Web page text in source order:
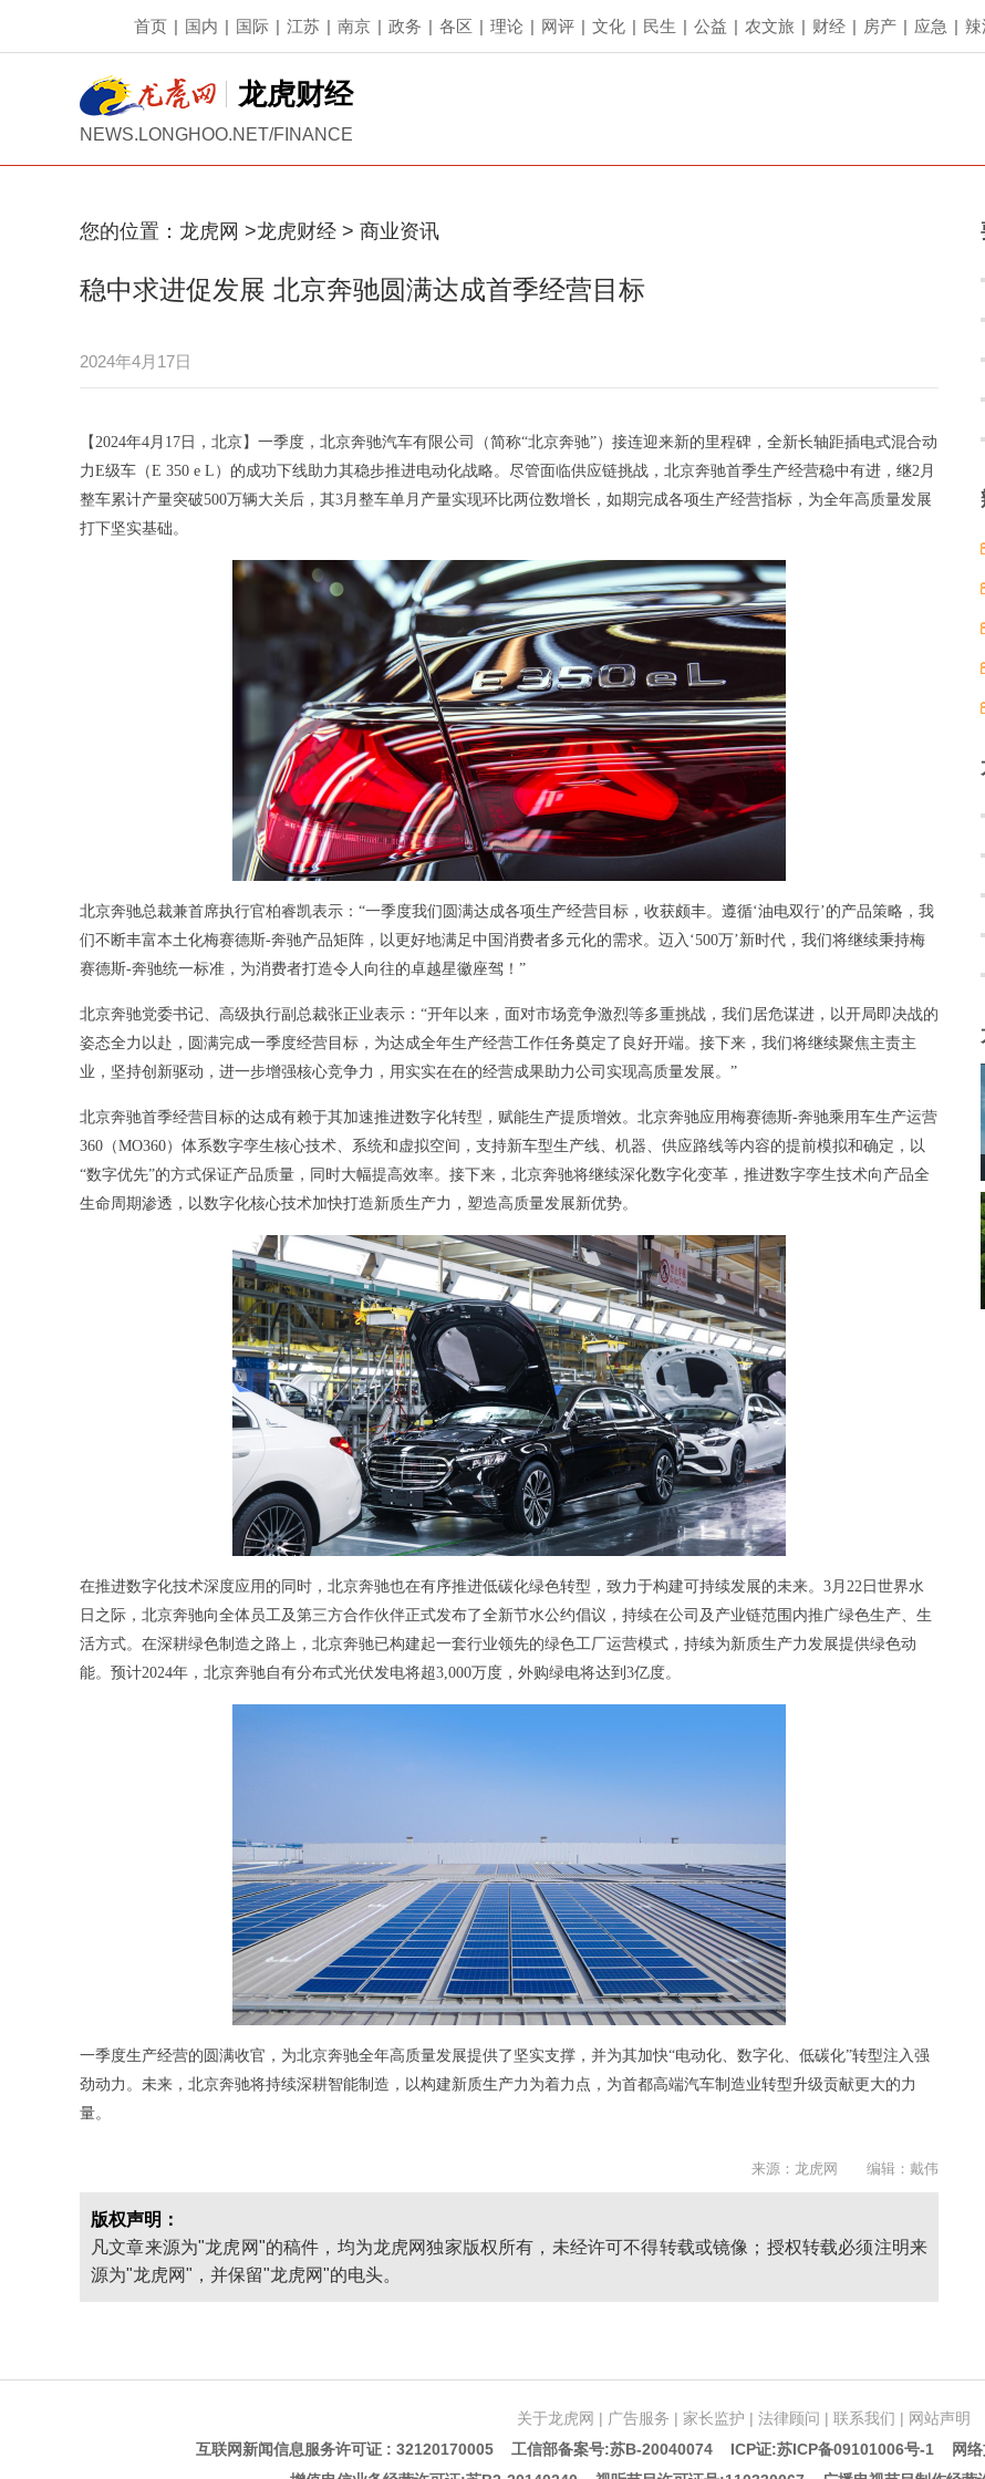
首页 | 国内 | 国际 | 江苏 | 南京 | 政务 | 各区 | 理论 | 网评 | 文化 | 民生 | 公益 | 农文旅 | 财经 | 房产 | 应急 | 辣
龙虎财经
NEWS.LONGHOO.NET/FINANCE
您的位置： 龙虎网 >龙虎财经 > 商业资讯
稳中求进促发展 北京奔驰圆满达成首季经营目标
2024年4月17日
【2024年4月17日，北京】一季度，北京奔驰汽车有限公司（简称“北京奔驰”）接连迎来新的里程碑，全新长轴距插电式混合动
力E级车（E 350 e L）的成功下线助力其稳步推进电动化战略。尽管面临供应链挑战，北京奔驰首季生产经营稳中有进，继2月
整车累计产量突破500万辆大关后，其3月整车单月产量实现环比两位数增长，如期完成各项生产经营指标，为全年高质量发展
打下坚实基础。
北京奔驰总裁兼首席执行官柏睿凯表示：“一季度我们圆满达成各项生产经营目标，收获颇丰。遵循‘油电双行’的产品策略，我
们不断丰富本土化梅赛德斯-奔驰产品矩阵，以更好地满足中国消费者多元化的需求。迈入‘500万’新时代，我们将继续秉持梅
赛德斯-奔驰统一标准，为消费者打造令人向往的卓越星徽座驾！”
北京奔驰党委书记、高级执行副总裁张正业表示：“开年以来，面对市场竞争激烈等多重挑战，我们居危谋进，以开局即决战的
姿态全力以赴，圆满完成一季度经营目标，为达成全年生产经营工作任务奠定了良好开端。接下来，我们将继续聚焦主责主
业，坚持创新驱动，进一步增强核心竞争力，用实实在在的经营成果助力公司实现高质量发展。”
北京奔驰首季经营目标的达成有赖于其加速推进数字化转型，赋能生产提质增效。北京奔驰应用梅赛德斯-奔驰乘用车生产运营
360（MO360）体系数字孪生核心技术、系统和虚拟空间，支持新车型生产线、机器、供应路线等内容的提前模拟和确定，以
“数字优先”的方式保证产品质量，同时大幅提高效率。接下来，北京奔驰将继续深化数字化变革，推进数字孪生技术向产品全
生命周期渗透，以数字化核心技术加快打造新质生产力，塑造高质量发展新优势。
在推进数字化技术深度应用的同时，北京奔驰也在有序推进低碳化绿色转型，致力于构建可持续发展的未来。3月22日世界水
日之际，北京奔驰向全体员工及第三方合作伙伴正式发布了全新节水公约倡议，持续在公司及产业链范围内推广绿色生产、生
活方式。在深耕绿色制造之路上，北京奔驰已构建起一套行业领先的绿色工厂运营模式，持续为新质生产力发展提供绿色动
能。预计2024年，北京奔驰自有分布式光伏发电将超3,000万度，外购绿电将达到3亿度。
一季度生产经营的圆满收官，为北京奔驰全年高质量发展提供了坚实支撑，并为其加快“电动化、数字化、低碳化”转型注入强
劲动力。未来，北京奔驰将持续深耕智能制造，以构建新质生产力为着力点，为首都高端汽车制造业转型升级贡献更大的力
量。
来源：龙虎网 编辑：戴伟
版权声明：
凡文章来源为"龙虎网"的稿件，均为龙虎网独家版权所有，未经许可不得转载或镜像；授权转载必须注明来
源为"龙虎网"，并保留"龙虎网"的电头。
关于龙虎网 | 广告服务 | 家长监护 | 法律顾问 | 联系我们 | 网站声明
互联网新闻信息服务许可证 : 32120170005 工信部备案号:苏B-20040074 ICP证:苏ICP备09101006号-1网络